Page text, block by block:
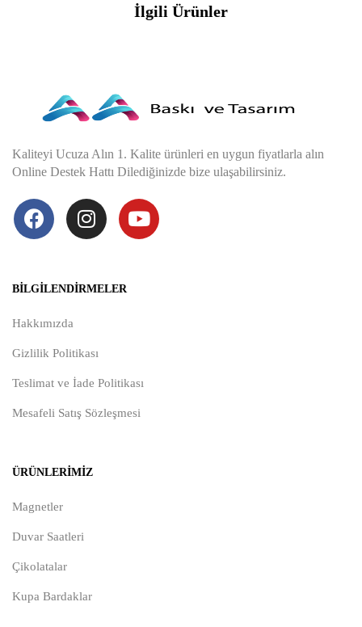
İlgili Ürünler
Kaliteyi Ucuza Alın 1. Kalite ürünleri en uygun fiyatlarla alın
Online Destek Hattı Dilediğinizde bize ulaşabilirsiniz.
BILGILENDIRMELER
Hakkımızda
Gizlilik Politikası
Teslimat ve İade Politikası
Mesafeli Satış Sözleşmesi
ÜRÜNLERIMIZ
Magnetler
Duvar Saatleri
Çikolatalar
Kupa Bardaklar